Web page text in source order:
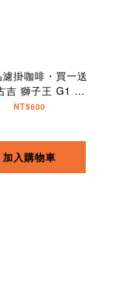
濾掛咖啡・買一送
吉 獅子王 G1 水
洗｜10入
NT$600
加入購物車